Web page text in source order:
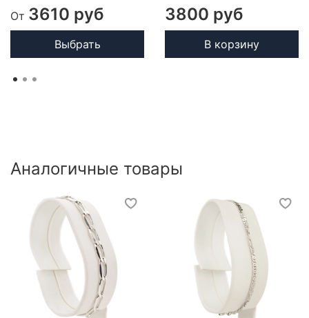
От 3610 руб
Выбрать
3800 руб
В корзину
Аналогичные товары